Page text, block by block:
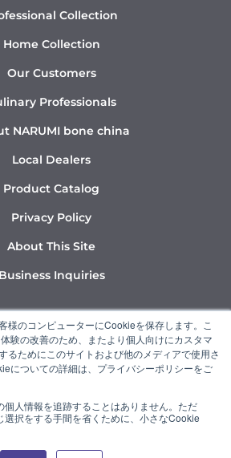
様のコンピューターにCookieを保存します。こ
験の改善のため、またより個人向けにカスタマ
るためにこのサイトおよび他のメディアで使用さ
についての詳細は、プライバシーポリシーをご
個人情報を追跡することはありません。ただ
選択をする手間を省くために、小さなCookie
Collection
Home Collection
Our Customers
Professionals
NARUMI bone china
Local Dealers
Product Catalog
Privacy Policy
About This Site
Business Inquiries
I
n
s
t
g
L
i
n
k
d
member of the Ishizuka Glass Group.